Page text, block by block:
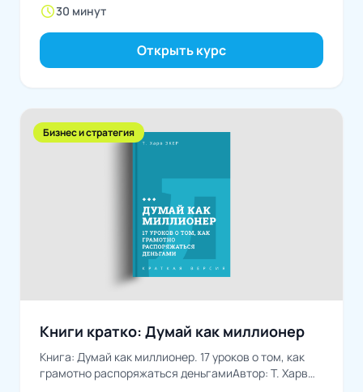
schedule30 минут
Открыть курс
Бизнес и стратегия
Книги кратко: Думай как миллионер
Книга: Думай как миллионер. 17 уроков о том, как
грамотно распоряжаться деньгамиАвтор: Т. Харв